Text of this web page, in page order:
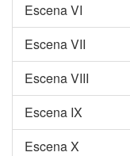
Escena VI
Escena VII
Escena VIII
Escena IX
Escena X